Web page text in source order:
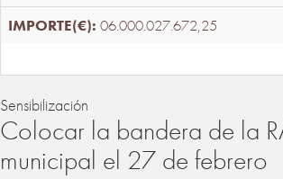
06.000.027.672,25
Sensibilización
Colocar la bandera de la
municipal el 27 de febrero